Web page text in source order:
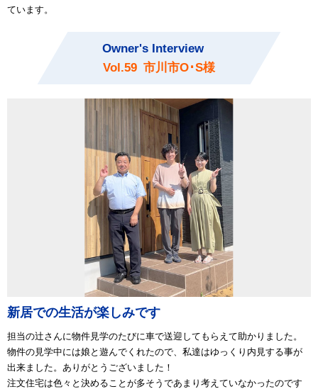
ています。
Owner's Interview
Vol.59 市川市O･S様
新居での生活が楽しみです
担当の辻さんに物件見学のたびに車で送迎してもらえて助かりました。
物件の見学中には娘と遊んでくれたので、私達はゆっくり内見する事が
出来ました。ありがとうございました！
注文住宅は色々と決めることが多そうであまり考えていなかったのです